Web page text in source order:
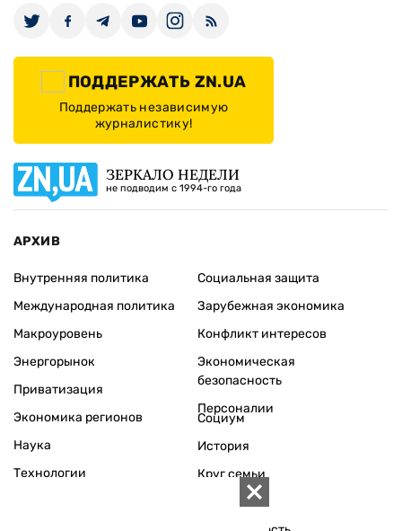
ПОДДЕРЖАТЬ ZN.UA
Поддержать независимую
журналистику!
ЗЕРКАЛО НЕДЕЛИ
не подводим с 1994-го года
АРХИВ
Внутренняя политика
Международная политика
Макроуровень
Энергорынок
Приватизация
Экономика регионов
Социальная защита
Зарубежная экономика
Конфликт интересов
Экономическая
безопасность
Персоналии
Наука
Технологии
Социум
История
Круг семьи